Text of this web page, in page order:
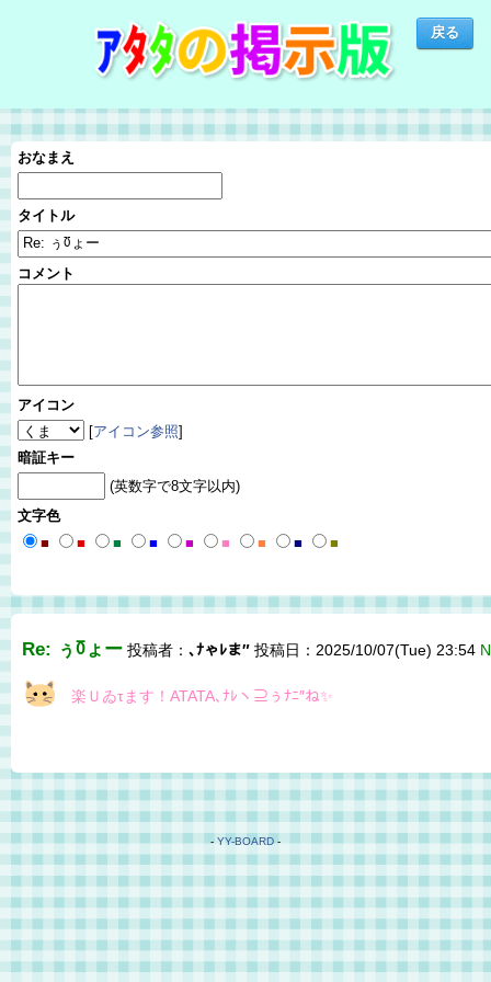
おなまえ
タイトル
コメント
アイコン
[アイコン参照]
暗証キー
(英数字で8文字以内)
文字色
■
■ ■ ■ ■ ■ ■ ■ ■
Re: ぅ℧ょー 投稿者： ､ﾅゃﾚま″ 投稿日：2025/10/07(Tue) 23:54
楽Ｕゐτます！ATATA､ﾅﾚヽ⊇ぅﾅﾆ″ね✨
- YY-BOARD -